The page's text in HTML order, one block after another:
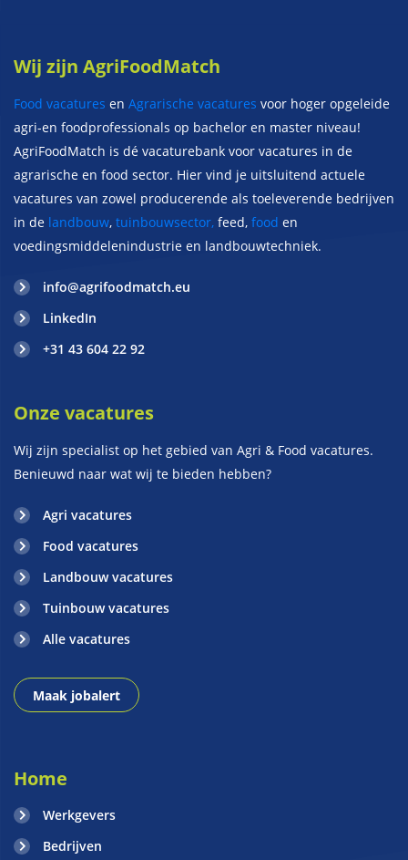
Wij zijn AgriFoodMatch
Food vacatures en Agrarische vacatures voor hoger opgeleide
agri-en foodprofessionals op bachelor en master niveau!
AgriFoodMatch is dé vacaturebank voor vacatures in de
agrarische en food sector. Hier vind je uitsluitend actuele
vacatures van zowel producerende als toeleverende bedrijven
in de landbouw, tuinbouwsector, feed, food en
voedingsmiddelenindustrie en landbouwtechniek.
info@agrifoodmatch.eu
LinkedIn
+31 43 604 22 92
Onze vacatures
Wij zijn specialist op het gebied van Agri & Food vacatures.
Benieuwd naar wat wij te bieden hebben?
Agri vacatures
Food vacatures
Landbouw vacatures
Tuinbouw vacatures
Alle vacatures
Maak jobalert
Home
Werkgevers
Bedrijven